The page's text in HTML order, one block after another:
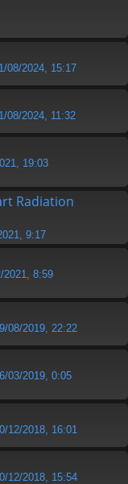
08/2024, 15:17
08/2024, 11:32
19:03
Radiation
9:17
2021, 8:59
08/2019, 22:22
03/2019, 0:05
12/2018, 16:01
12/2018, 15:54